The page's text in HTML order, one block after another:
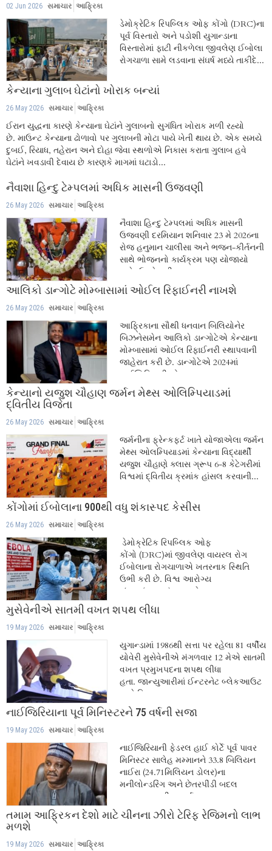
02 Jun 2026 સમાચાર આફ્રિકા
ડેમોક્રેટિક રિપબ્લિક ઓફ કોંગો (DRC)ના
પૂર્વ વિસ્તારો અને પડોશી યુગાન્ડાના
વિસ્તારોમાં ફાટી નીકળેલા જીવલેણ ઈબોલા
રોગચાળા સામે લડવાના સંઘર્ષ મધ્યે તાકીદે...
કેન્યાના ગુલાબ ઘેટાંનો ખોરાક બન્યાં
26 May 2026 સમાચાર આફ્રિકા
ઈરાન યુદ્ધના કારણે કેન્યાના ઘેટાંને ગુલાબનો સુગંધિત ખોરાક મળી રહ્યો
છે. માઉન્ટ કેન્યાના ઢોળાવો પર ગુલાબની મોટા પાયે ખેતી થાય છે. એક સમયે
દુબઈ, રિયાધ, તહેરાન અને દોહા જેવા સ્થળોએ નિકાસ કરાતા ગુલાબ હવે
ઘેટાંને ખવડાવી દેવાય છે કારણકે માગમાં ઘટાડો...
નૈવાશા હિન્દુ ટેમ્પલમાં અધિક માસની ઉજવણી
26 May 2026 સમાચાર આફ્રિકા
નૈવાશા હિન્દુ ટેમ્પલમાં અધિક માસની
ઉજવણી દરમિયાન શનિવાર 23 મે 2026ના
રોજ હનુમાન ચાલીસા અને ભજન-કીર્તનની
સાથે ભોજનનો કાર્યક્રમ પણ યોજાયો
હતો. ઉલ્લેખનીય...
આલિકો ડાન્ગોટે મોમ્બાસામાં ઓઈલ રિફાઈનરી નાખશે
26 May 2026 સમાચાર આફ્રિકા
આફ્રિકાના સૌથી ધનવાન બિલિયોનેર
બિઝનેસમેન આલિકો ડાન્ગોટેએ કેન્યાના
મોમ્બાસામાં ઓઈલ રિફાઈનરી સ્થાપવાની
જાહેરાત કરી છે. ડાન્ગોટેએ 2024માં
નાઈજિરિયાની એકમાત્ર...
કેન્યાનો યજુશ ચૌહાણ જર્મન મેથ્સ ઓલિમ્પિયાડમાં
દ્વિતીય વિજેતા
26 May 2026 સમાચાર આફ્રિકા
જર્મનીના ફ્રેન્કફર્ટ ખાતે યોજાએલા જર્મન
મેથ્સ ઓલમ્પિયાડમાં કેન્યાના વિદ્યાર્થી
યજુશ ચૌહાણે ક્લાસ ગ્રૂપ 6-8 કેટેગરીમાં
વિશ્વમાં દ્વિતીય ક્રમાંક હાંસલ કરવાની...
કોંગોમાં ઈબોલાના 900થી વધુ શંકાસ્પદ કેસીસ
26 May 2026 સમાચાર આફ્રિકા
ડેમોક્રેટિક રિપબ્લિક ઓફ
કોંગો (DRC)માં જીવલેણ વાયરલ રોગ
ઈબોલાના રોગચાળાએ ખતરનાક સ્થિતિ
ઉભી કરી છે. વિશ્વ આરોગ્ય
સંસ્થા (WHO)ના ડાયરેક્ટર જનરલ
ટેડરોસ આધનોમ...
મુસેવેનીએ સાતમી વખત શપથ લીધા
19 May 2026 સમાચાર આફ્રિકા
યુગાન્ડામાં 1986થી સત્તા પર રહેલા 81 વર્ષીય
યોવેરી મુસેવેનીએ મંગળવાર 12 મેએ સાતમી
વખત પ્રમુખપદના શપથ લીધા
હતા. જાન્યુઆરીમાં ઈન્ટરનેટ બ્લેકઆઉટ
અને વિપક્ષ...
નાઈજિરિયાના પૂર્વ મિનિસ્ટરને 75 વર્ષની સજા
19 May 2026 સમાચાર આફ્રિકા
નાઈજિરિયાની ફેડરલ હાઈ કોર્ટે પૂર્વ પાવર
મિનિસ્ટર સાલેહ મમ્માનને 33.8 બિલિયન
નાઈરા (24.71મિલિયન ડોલર)ના
મનીલોન્ડરિંગ અને છેતરપીંડી બદલ
કસુરવાર ઠરાવી 75 વર્ષ...
તમામ આફ્રિકન દેશો માટે ચીનના ઝીરો ટેરિફ રેજિમનો લાભ
મળશે
19 May 2026 સમાચાર આફ્રિકા